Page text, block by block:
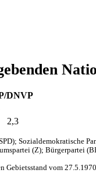
DNVP
2,3
Sozialdemokratische
(Z); Bürgerpartei
Gebietsstand vom